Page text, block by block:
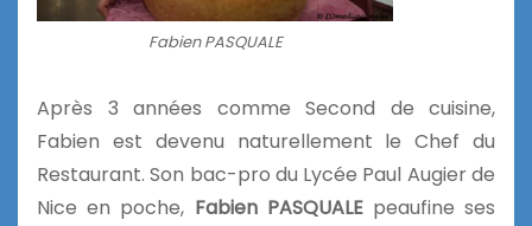
Fabien PASQUALE
Après 3 années comme Second de cuisine,
Fabien est devenu naturellement le Chef du
Restaurant. Son bac-pro du Lycée Paul Augier de
Nice en poche, Fabien PASQUALE peaufine ses